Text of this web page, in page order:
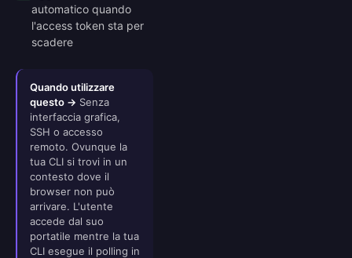
automatico quando
l'access token sta per
scadere
Quando utilizzare
questo → Senza
interfaccia grafica,
SSH o accesso
remoto. Ovunque la
tua CLI si trovi in un
contesto dove il
browser non può
arrivare. L'utente
accede dal suo
portatile mentre la tua
CLI esegue il polling in